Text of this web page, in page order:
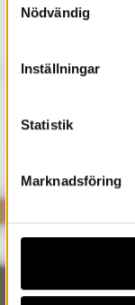
Nödvändig
Inställningar
Statistik
Marknadsföring